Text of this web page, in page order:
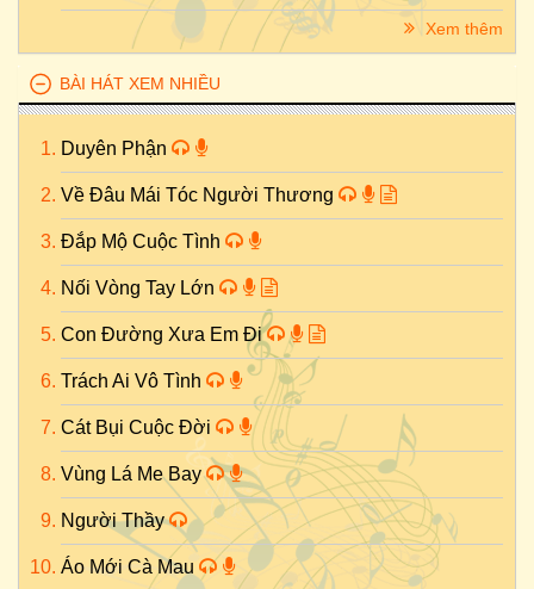
Xem thêm
BÀI HÁT XEM NHIỀU
Duyên Phận
Về Đâu Mái Tóc Người Thương
Đắp Mộ Cuộc Tình
Nối Vòng Tay Lớn
Con Đường Xưa Em Đi
Trách Ai Vô Tình
Cát Bụi Cuộc Đời
Vùng Lá Me Bay
Người Thầy
Áo Mới Cà Mau